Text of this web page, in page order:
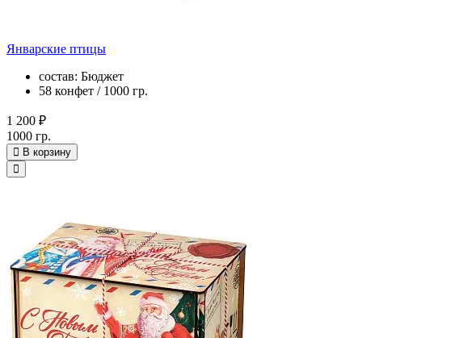
Январские птицы
состав: Бюджет
58 конфет / 1000 гр.
1 200 ₽
1000 гр.
В корзину